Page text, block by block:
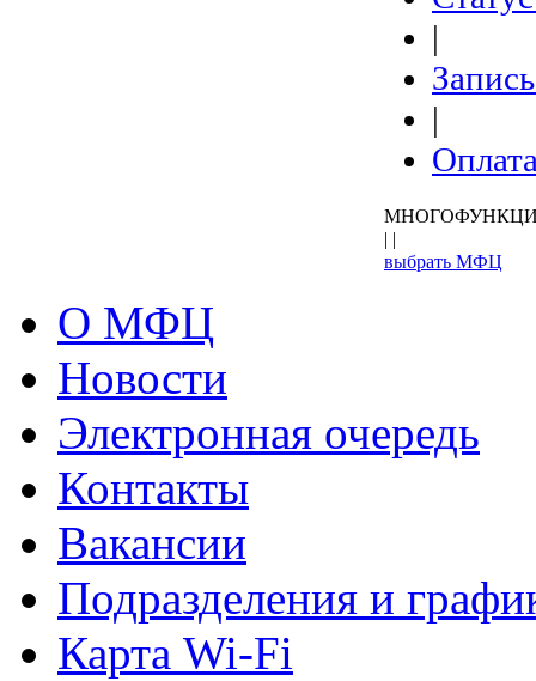
|
|
| |
выбрать МФЦ
О МФЦ
Новости
Электронная очередь
Контакты
Вакансии
Подразделения и
Карта Wi-Fi